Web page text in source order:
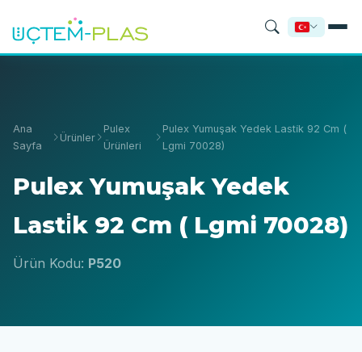
Ana
Sayfa
Ürünler
Pulex
Ürünleri
Pulex Yumuşak Yedek Lasti̇k 92 Cm (
Lgmi 70028)
Pulex Yumuşak Yedek
Lasti̇k 92 Cm ( Lgmi 70028)
Ürün Kodu: P520